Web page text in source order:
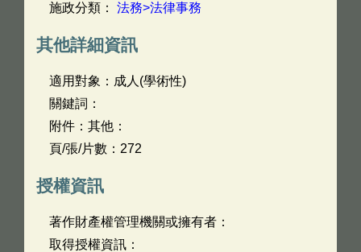
施政分類： 法務>法律事務
其他詳細資訊
適用對象：成人(學術性)
關鍵詞：
附件：其他：
頁/張/片數：272
授權資訊
著作財產權管理機關或擁有者：
取得授權資訊：